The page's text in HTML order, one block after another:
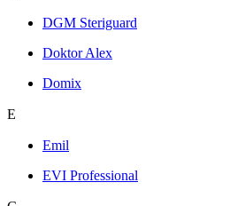
DGM Steriguard
Doktor Alex
Domix
E
Emil
EVI Professional